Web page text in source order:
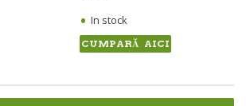
• In stock
CUMPARĂ AICI